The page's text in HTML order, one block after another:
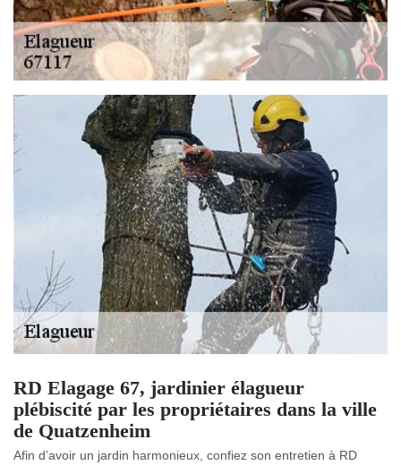
RD Elagage 67, jardinier élagueur
plébiscité par les propriétaires dans la ville
de Quatzenheim
Afin d’avoir un jardin harmonieux, confiez son entretien à RD